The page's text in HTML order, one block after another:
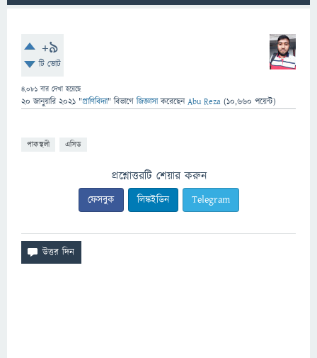
+9
টি ভোট
4,081 বার দেখা হয়েছে
20 জানুয়ারি 2021 "প্রাণিবিদ্যা" বিভাগে জিজ্ঞাসাকরেছেনAbu Reza (10,660 পয়েন্ট)
পাকস্থলী এসিড
প্রশ্নোত্তরটি শেয়ার করুন
ফেসবুক লিঙ্কইডিন Telegram